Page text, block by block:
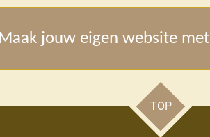
Maak jouw eigen website met
TOP